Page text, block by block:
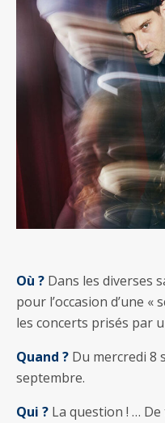
Où ? Dans les diverses
pour l’occasion d’une «
les concerts prisés par
Quand ? Du mercredi 8
septembre.
Qui ? La question ! …